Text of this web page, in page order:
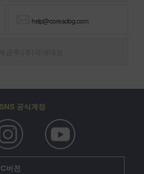
help@coreadog.com
SNS 공식계정
버전